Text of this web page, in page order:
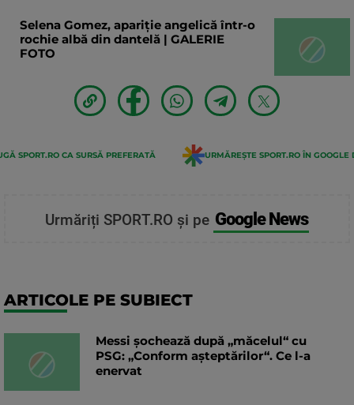
Selena Gomez, apariție angelică într-o
rochie albă din dantelă | GALERIE
FOTO
SPORT.RO CA SURSĂ PREFERATĂ URMĂREȘTE SPORT.RO ÎN GOOGLE
Urmăriți SPORT.RO și pe Google News
ARTICOLE PE SUBIECT
Messi șochează după „măcelul“ cu
PSG: „Conform așteptărilor“. Ce l-a
enervat